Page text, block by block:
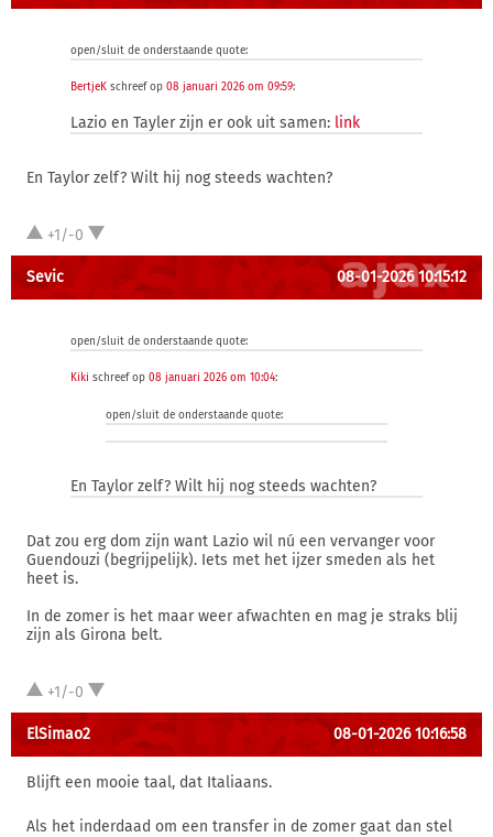
open/sluit de onderstaande quote:
BertjeK schreef op 08 januari 2026 om 09:59:
Lazio en Tayler zijn er ook uit samen: link
En Taylor zelf? Wilt hij nog steeds wachten?
+1/-0
Sevic 08-01-2026 10:15:12
open/sluit de onderstaande quote:
Kiki schreef op 08 januari 2026 om 10:04:
open/sluit de onderstaande quote:
En Taylor zelf? Wilt hij nog steeds wachten?
Dat zou erg dom zijn want Lazio wil nú een vervanger voor
Guendouzi (begrijpelijk). Iets met het ijzer smeden als het
heet is.
In de zomer is het maar weer afwachten en mag je straks blij
zijn als Girona belt.
+1/-0
ElSimao2 08-01-2026 10:16:58
Blijft een mooie taal, dat Italiaans.
Als het inderdaad om een transfer in de zomer gaat dan stel